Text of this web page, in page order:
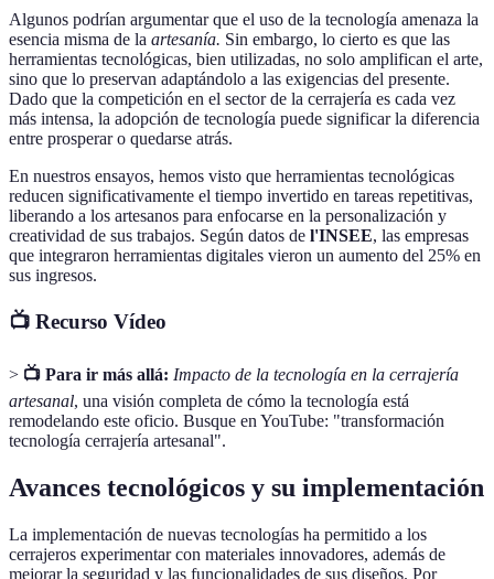
Algunos podrían argumentar que el uso de la tecnología amenaza la
esencia misma de la artesanía. Sin embargo, lo cierto es que las
herramientas tecnológicas, bien utilizadas, no solo amplifican el arte,
sino que lo preservan adaptándolo a las exigencias del presente.
Dado que la competición en el sector de la cerrajería es cada vez
más intensa, la adopción de tecnología puede significar la diferencia
entre prosperar o quedarse atrás.
En nuestros ensayos, hemos visto que herramientas tecnológicas
reducen significativamente el tiempo invertido en tareas repetitivas,
liberando a los artesanos para enfocarse en la personalización y
creatividad de sus trabajos. Según datos de l'INSEE, las empresas
que integraron herramientas digitales vieron un aumento del 25% en
sus ingresos.
📺 Recurso Vídeo
> 📺 Para ir más allá: Impacto de la tecnología en la cerrajería
artesanal, una visión completa de cómo la tecnología está
remodelando este oficio. Busque en YouTube: "transformación
tecnología cerrajería artesanal".
Avances tecnológicos y su implementación
La implementación de nuevas tecnologías ha permitido a los
cerrajeros experimentar con materiales innovadores, además de
mejorar la seguridad y las funcionalidades de sus diseños. Por